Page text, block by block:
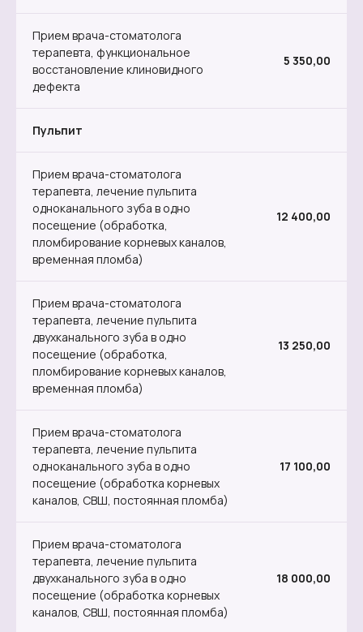
Прием врача-стоматолога
терапевта, функциональное
восстановление клиновидного
дефекта
5 350,00
Пульпит
Прием врача-стоматолога
терапевта, лечение пульпита
одноканального зуба в одно
посещение (обработка,
пломбирование корневых каналов,
временная пломба)
12 400,00
Прием врача-стоматолога
терапевта, лечение пульпита
двухканального зуба в одно
посещение (обработка,
пломбирование корневых каналов,
временная пломба)
13 250,00
Прием врача-стоматолога
терапевта, лечение пульпита
одноканального зуба в одно
посещение (обработка корневых
каналов, СВШ, постоянная пломба)
17 100,00
Прием врача-стоматолога
терапевта, лечение пульпита
двухканального зуба в одно
посещение (обработка корневых
каналов, СВШ, постоянная пломба)
18 000,00